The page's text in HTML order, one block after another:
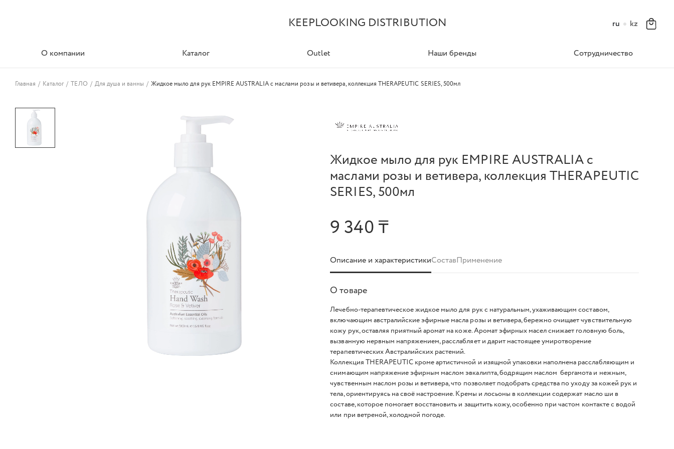
KEEPLOOKING DISTRIBUTION ru kz
О компании Каталог Outlet Наши бренды Сотрудничество
Главная / Каталог / ТЕЛО / Для душа и ванны / Жидкое мыло для рук EMPIRE AUSTRALIA с маслами розы и ветивера, коллекция THERAPEUTIC SERIES, 500мл
Жидкое мыло для рук EMPIRE AUSTRALIA с
маслами розы и ветивера, коллекция THERAPEUTIC
SERIES, 500мл
9 340 ₸
Описание и характеристикиСоставПрименение
О товаре
Лечебно-терапевтическое жидкое мыло для рук с натуральным, ухаживающим составом,
включающим австралийские эфирные масла розы и ветивера, бережно очищает чувствительную
кожу рук, оставляя приятный аромат на коже. Аромат эфирных масел снижает головную боль,
вызванную нервным напряжением, расслабляет и дарит настоящее умиротворение
терапевтических Австралийских растений.
Коллекция THERAPEUTIC кроме артистичной и изящной упаковки наполнена расслабляющим и
снимающим напряжение эфирным маслом эвкалипта, бодрящим маслом бергамота и нежным,
чувственным маслом розы и ветивера, что позволяет подобрать средства по уходу за кожей рук и
тела, ориентируясь на своё настроение. Кремы и лосьоны в коллекции содержат масло ши в
составе, которое помогает восстановить и защитить кожу, особенно при частом контакте с водой
или при ветреной, холодной погоде.